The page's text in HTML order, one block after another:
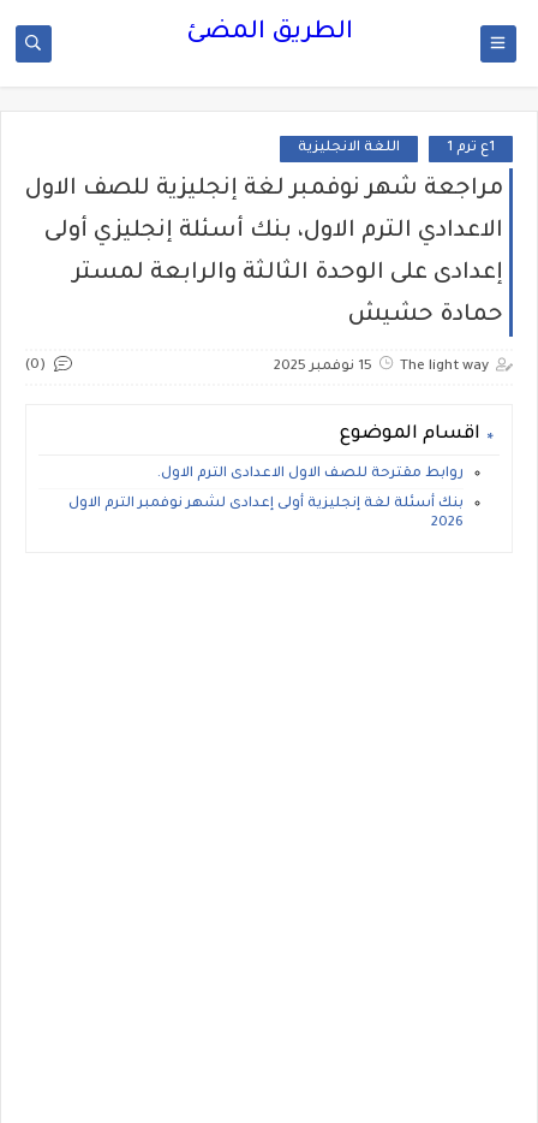
الطريق المضئ
1ع ترم 1 اللغة الانجليزية
مراجعة شهر نوفمبر لغة إنجليزية للصف الاول
الاعدادي الترم الاول، بنك أسئلة إنجليزي أولى
إعدادى على الوحدة الثالثة والرابعة لمستر
حمادة حشيش
The light way 15 نوفمبر 2025 (0)
اقسام الموضوع
روابط مقترحة للصف الاول الاعدادى الترم الاول.
بنك أسئلة لغة إنجليزية أولى إعدادى لشهر نوفمبر الترم الاول
2026